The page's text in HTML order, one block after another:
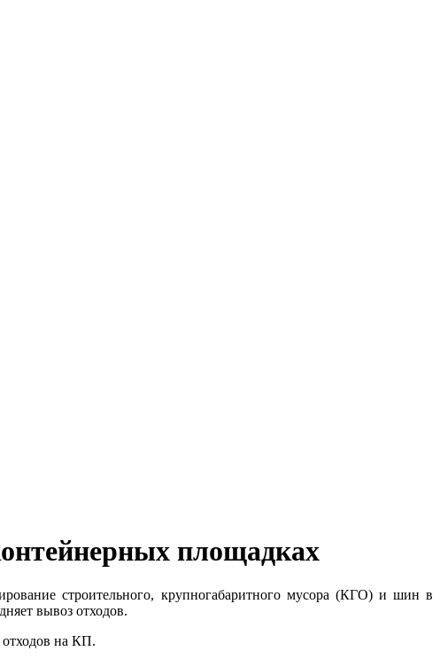
площадках
строительного, крупногабаритного мусора (КГО) и шин в
вывоз отходов.
на КП.